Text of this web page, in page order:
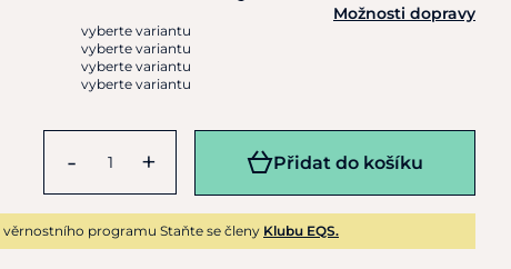
vyberte variantu
vyberte variantu
vyberte variantu
vyberte variantu
Možnosti dopravy
- + Přidat do košíku
věrnostního programu Staňte se členy Klubu EQS.